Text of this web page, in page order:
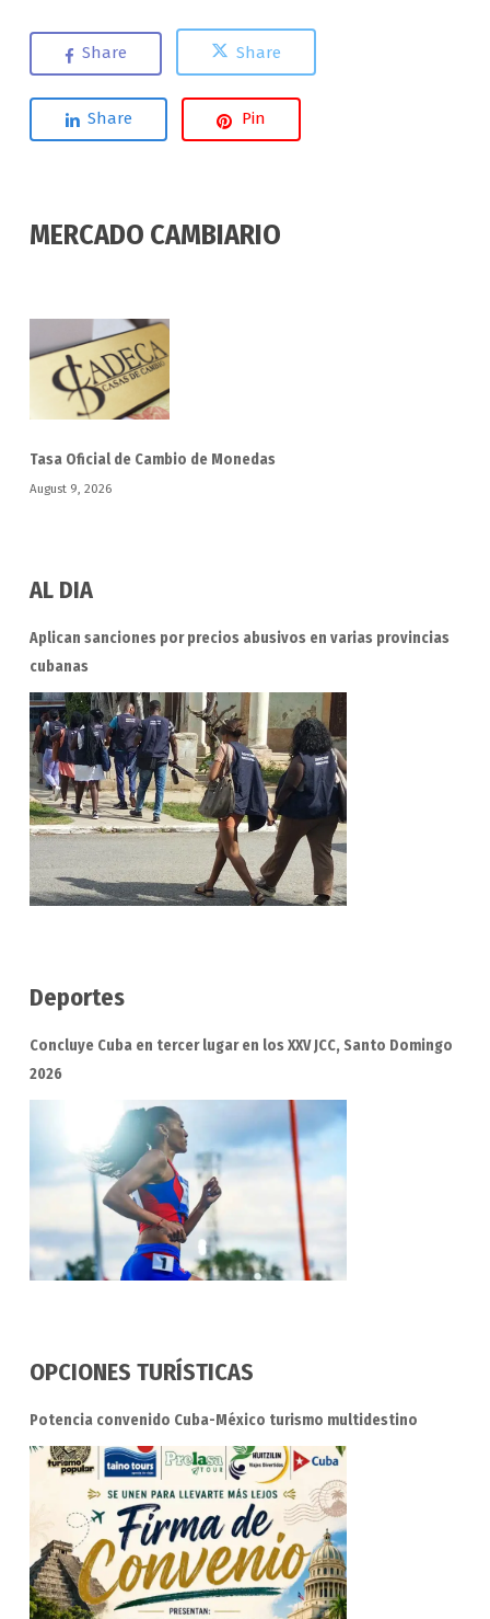
Share Share
Share Pin
MERCADO CAMBIARIO
Tasa Oficial de Cambio de Monedas
August 9, 2026
AL DIA
Aplican sanciones por precios abusivos en varias provincias
cubanas
Deportes
Concluye Cuba en tercer lugar en los XXV JCC, Santo Domingo
2026
OPCIONES TURÍSTICAS
Potencia convenido Cuba-México turismo multidestino